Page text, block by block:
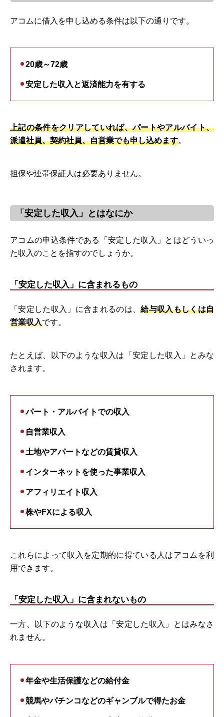
アコムに借入を申し込める条件は以下の通りです。
20歳～72歳
安定した収入と返済能力を有する
上記の条件をクリアしていれば、パートやアルバイト、
派遣社員、契約社員、自営業でも申し込めます。
担保や連帯保証人は必要ありません。
「安定した収入」とはなにか
アコムの申込条件である「安定した収入」とはどういっ
た収入のことを指すのでしょうか。
「安定した収入」に含まれるもの
「安定した収入」に含まれるのは、給与収入もしくは自
営業収入です。
たとえば、以下のような収入は「安定した収入」とみな
されます。
パート・アルバイトでの収入
自営業収入
土地やアパートなどの賃貸収入
インターネットを使った事業収入
アフィリエイト収入
株やFXによる収入
これらによって収入を定期的に得ている人はアコムを利
用できます。
「安定した収入」に含まれないもの
一方、以下のような収入は「安定した収入」とはみなさ
れません。
年金や生活保護などの給付金
競馬やパチンコなどのギャンブルで得たお金